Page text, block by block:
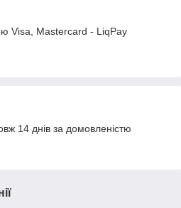
Visa, Mastercard - LiqPay
14 днів за домовленістю